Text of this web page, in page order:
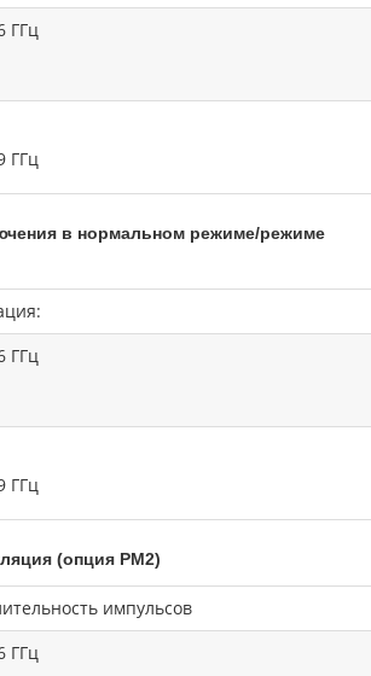
ГГц
ГГц
в нормальном режиме/режиме
ГГц
ГГц
(опция PM2)
импульсов
ГГц